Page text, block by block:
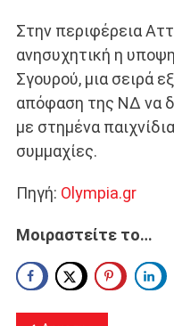
Στην περιφέρεια
ανησυχητική η
Σγουρού, μια σειρά
απόφαση της ΝΔ να
με στημένα
συμμαχίες.
Πηγή: Olympia.gr
Μοιραστείτε το…